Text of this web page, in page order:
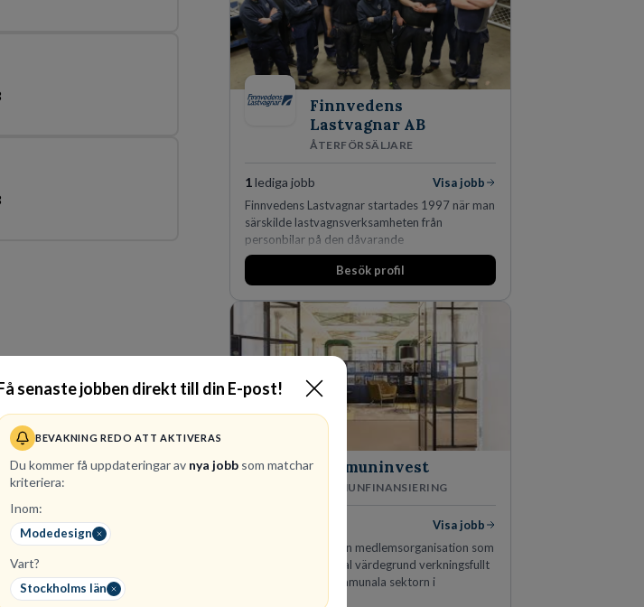
senaste jobben direkt till din E-post!
BEVAKNING REDO ATT AKTIVERAS
Du kommer få uppdateringar av nya jobbsom matchar
kriteriera:
Inom:
Modedesign
Vart?
Stockholms län
Finnvedens
Lastvagnar AB
ÅTERFÖRSÄLJARE
1lediga jobb
Visa jobb
Finnvedens Lastvagnar startades 1997 när man
särskilde lastvagnsverksamheten från
personbilar på den dåvarande
huvudanläggningen i Värnamo. Sedan dess har
man expanderat kraftigt genom ett antal
den största privata återförsäljaren av Volvo
Lastvagnar och finns representerade på 20
orter i södra Sverige.
Besök profil
Kommuninvest
KOMMUNFINANSIERING
Visa jobb
Kommuninvest är en medlemsorganisation som
utifrån en kommunal värdegrund verkningsfullt
företräder den kommunala sektorn i
finansieringsfrågor.